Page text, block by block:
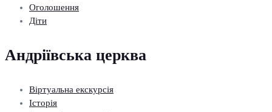
Оголошення
Діти
Андріївська церква
Віртуальна екскурсія
Історія